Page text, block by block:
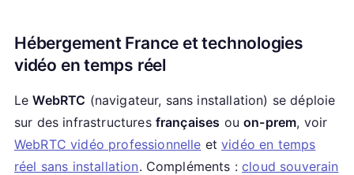
Hébergement France et technologies
vidéo en temps réel
LeWebRTC (navigateur, sans installation) se déploie
sur des infrastructures françaises ouon-prem, voir
WebRTC vidéo professionnelle etvidéo en temps
réel sans installation. Compléments :cloud souverain